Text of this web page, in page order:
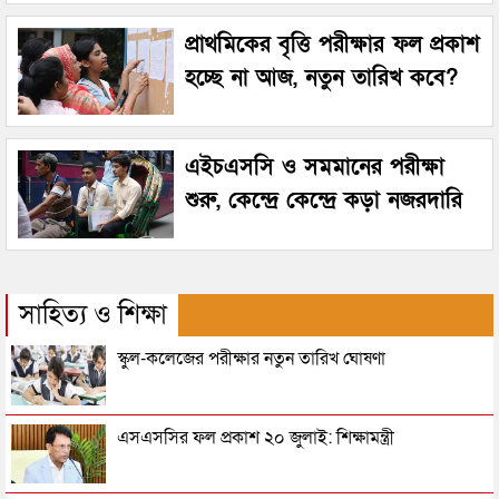
প্রাথমিকের বৃত্তি পরীক্ষার ফল প্রকাশ
হচ্ছে না আজ, নতুন তারিখ কবে?
এইচএসসি ও সমমানের পরীক্ষা
শুরু, কেন্দ্রে কেন্দ্রে কড়া নজরদারি
সাহিত্য ও শিক্ষা
স্কুল-কলেজের পরীক্ষার নতুন তারিখ ঘোষণা
এসএসসির ফল প্রকাশ ২০ জুলাই: শিক্ষামন্ত্রী